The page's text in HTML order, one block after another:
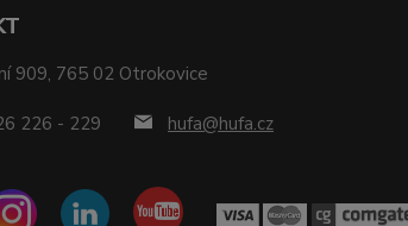
909, 765 02 Otrokovice
226 - 229 hufa@hufa.cz